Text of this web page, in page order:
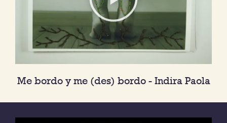
Me bordo y me (des) bordo - Indira Paola